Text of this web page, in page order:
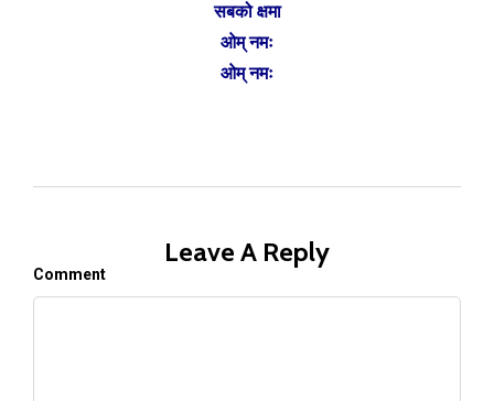
सबको क्षमा
ओम् नमः
ओम् नमः
Leave A Reply
Comment